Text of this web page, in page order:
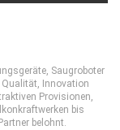
Saugroboter
Qualität, Innovation
Provisionen,
bis
belohnt.